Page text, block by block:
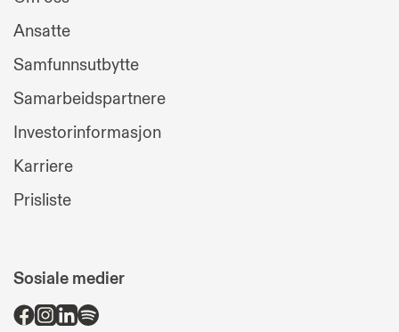
Ansatte
Samfunnsutbytte
Samarbeidspartnere
Investorinformasjon
Karriere
Prisliste
Sosiale medier